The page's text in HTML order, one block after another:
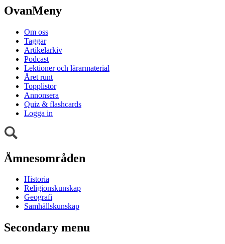
OvanMeny
Om oss
Taggar
Artikelarkiv
Podcast
Lektioner och lärarmaterial
Året runt
Topplistor
Annonsera
Quiz & flashcards
Logga in
Ämnesområden
Historia
Religionskunskap
Geografi
Samhällskunskap
Secondary menu